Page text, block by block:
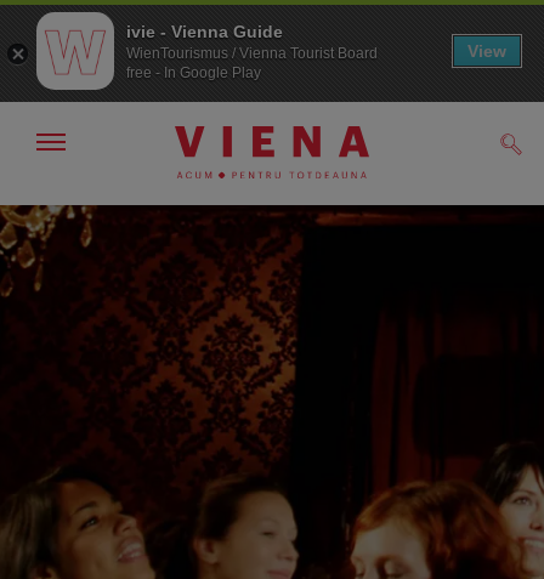
Către
navigare
Către
texte
Arată/ascunde
ivie - Vienna Guide
WienTourismus / Vienna Tourist Board
free - In Google Play
View